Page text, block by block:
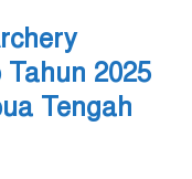
2025
Tengah